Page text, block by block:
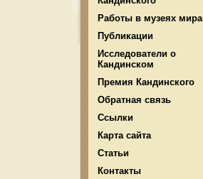
Работы в музеях мира
Публикации
Исследователи о
Кандинском
Премия Кандинского
Обратная связь
Ссылки
Карта сайта
Статьи
Контакты